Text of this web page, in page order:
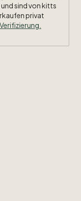
sind von kitts
privat
Verifizierung.